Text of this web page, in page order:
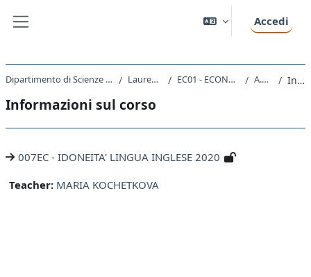
Accedi
Dipartimento di Scienze Economiche, Aziendali, Matematiche e Statistiche Laurea triennale (DM270) EC01 - ECONOMIA E GESTIONE AZIENDALE A.A. 2020 - 2021 Introduzione
Informazioni sul corso
007EC - IDONEITA' LINGUA INGLESE 2020
Teacher: MARIA KOCHETKOVA